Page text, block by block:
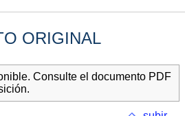
ORIGINAL
Consulte el documento PDF